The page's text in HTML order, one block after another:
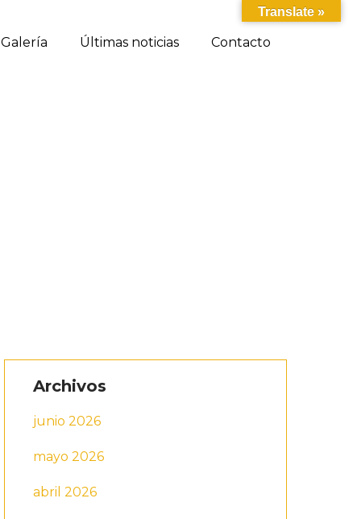
Galería Últimas noticias Contacto
Archivos
junio 2026
mayo 2026
abril 2026
Translate »